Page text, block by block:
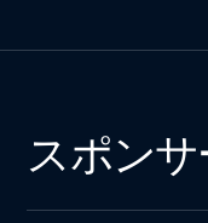
スポンサ